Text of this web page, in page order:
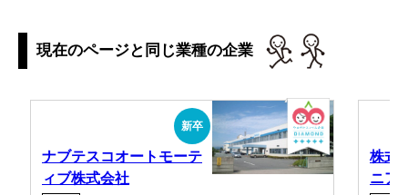
現在のページと同じ業種の企業
新卒
ナブテスコオートモーテ
ィブ株式会社
株式
ニア